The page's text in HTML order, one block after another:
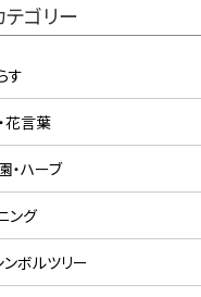
ゴリー
す
花言葉
・ハーブ
ング
ンボルツリー